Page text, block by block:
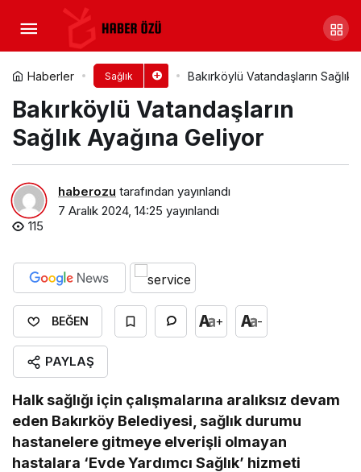
Haberler Sağlık Bakırköylü Vatandaşların Sağlık
Bakırköylü Vatandaşların
Sağlık Ayağına Geliyor
haberozu tarafından yayınlandı
7 Aralık 2024, 14:25 yayınlandı
115
BEĞEN + -
PAYLAŞ
Halk sağlığı için çalışmalarına aralıksız devam
eden Bakırköy Belediyesi, sağlık durumu
hastanelere gitmeye elverişli olmayan
hastalara ‘Evde Yardımcı Sağlık’ hizmeti
Prof. Dr. Ahmet Aydın: Sahte
İçki Renginden, Kokusundan, Tadından
Anlaşılmıyor…
Yorum Yap